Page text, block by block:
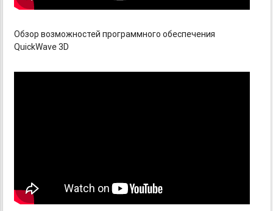
Обзор возможностей программного обеспечения
QuickWave 3D